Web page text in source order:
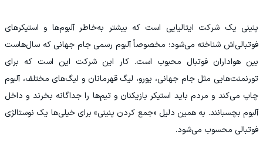
پنینی یک شرکت ایتالیایی است که بیشتر به‌خاطر آلبوم‌ها و استیکرهای
فوتبالی‌اش شناخته می‌شود؛ مخصوصاً آلبوم رسمی جام جهانی که سال‌هاست
بین هواداران فوتبال محبوب است. کار این شرکت این است که برای
تورنمنت‌هایی مثل جام جهانی، یورو، لیگ قهرمانان و لیگ‌های مختلف، آلبوم
چاپ می‌کند و مردم باید استیکر بازیکنان و تیم‌ها را جداگانه بخرند و داخل
آلبوم بچسبانند. به همین دلیل «جمع کردن پنینی» برای خیلی‌ها یک نوستالژی
فوتبالی محسوب می‌شود.